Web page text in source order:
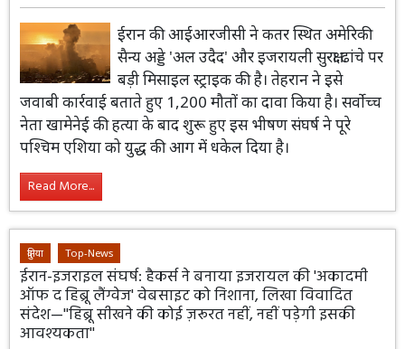
ईरान की आईआरजीसी ने कतर स्थित अमेरिकी
सैन्य अड्डे 'अल उदैद' और इजरायली सुरक्षा ढांचे पर
बड़ी मिसाइल स्ट्राइक की है। तेहरान ने इसे
जवाबी कार्रवाई बताते हुए 1,200 मौतों का दावा किया है। सर्वोच्च
नेता खामेनेई की हत्या के बाद शुरू हुए इस भीषण संघर्ष ने पूरे
पश्चिम एशिया को युद्ध की आग में धकेल दिया है।
Read More...
दुनिया Top-News
ईरान-इजराइल संघर्ष: हैकर्स ने बनाया इजरायल की 'अकादमी
ऑफ द हिब्रू लैंग्वेज' वेबसाइट को निशाना, लिखा विवादित
संदेश—''हिब्रू सीखने की कोई ज़रूरत नहीं, नहीं पड़ेगी इसकी
आवश्यकता''